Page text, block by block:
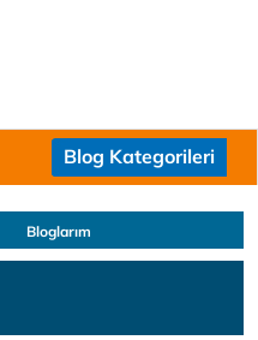
Blog Kategorileri
Bloglarım